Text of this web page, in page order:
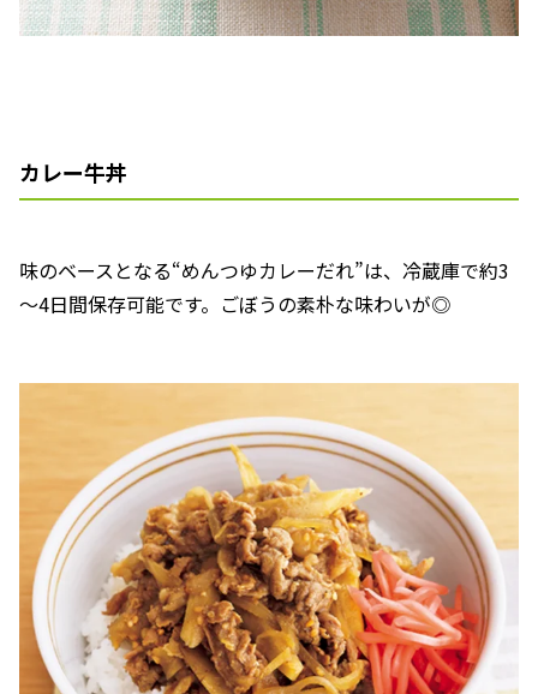
カレー牛丼
味のベースとなる“めんつゆカレーだれ”は、冷蔵庫で約3
～4日間保存可能です。ごぼうの素朴な味わいが◎